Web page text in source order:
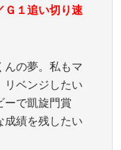
Ｇ１追い切り速
んの夢。私もマ
リベンジしたい
ーで凱旋門賞
成績を残したい